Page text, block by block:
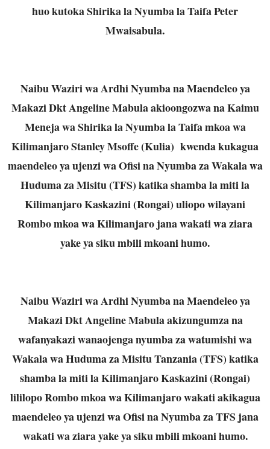
huo kutoka Shirika la Nyumba la Taifa Peter
Mwaisabula.
Naibu Waziri wa Ardhi Nyumba na Maendeleo ya
Makazi Dkt Angeline Mabula akioongozwa na Kaimu
Meneja wa Shirika la Nyumba la Taifa mkoa wa
Kilimanjaro Stanley Msoffe (Kulia) kwenda kukagua
maendeleo ya ujenzi wa Ofisi na Nyumba za Wakala wa
Huduma za Misitu (TFS) katika shamba la miti la
Kilimanjaro Kaskazini (Rongai) uliopo wilayani
Rombo mkoa wa Kilimanjaro jana wakati wa ziara
yake ya siku mbili mkoani humo.
Naibu Waziri wa Ardhi Nyumba na Maendeleo ya
Makazi Dkt Angeline Mabula akizungumza na
wafanyakazi wanaojenga nyumba za watumishi wa
Wakala wa Huduma za Misitu Tanzania (TFS) katika
shamba la miti la Kilimanjaro Kaskazini (Rongai)
lililopo Rombo mkoa wa Kilimanjaro wakati akikagua
maendeleo ya ujenzi wa Ofisi na Nyumba za TFS jana
wakati wa ziara yake ya siku mbili mkoani humo.